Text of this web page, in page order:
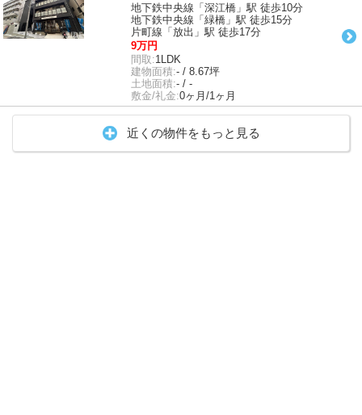
地下鉄中央線「深江橋」駅 徒歩10分
地下鉄中央線「緑橋」駅 徒歩15分
片町線「放出」駅 徒歩17分
9万円
間取:1LDK
建物面積:- / 8.67坪
土地面積:- / -
敷金/礼金:0ヶ月/1ヶ月
近くの物件をもっと見る